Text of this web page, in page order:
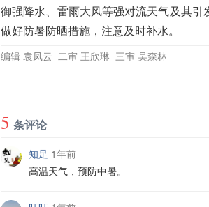
御强降水、雷雨大风等强对流天气及其
做好防暑防晒措施，注意及时补水。
编辑 袁凤云 二审 王欣琳 三审 吴森林
5 条评论
知足 1年前
高温天气，预防中暑。